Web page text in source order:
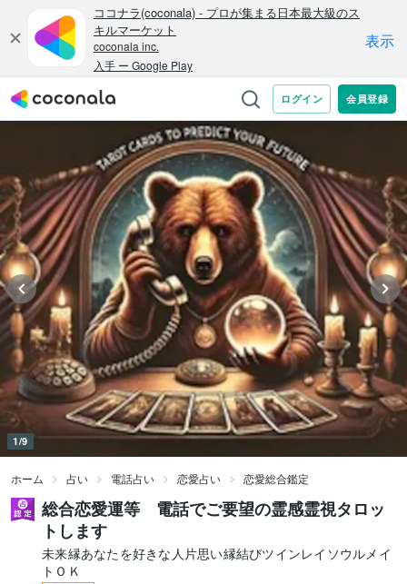
1/9
ホーム 占い 電話占い 恋愛占い 恋愛総合鑑定
総合恋愛運等 電話でご要望の霊感霊視タロッ
トします
未来縁あなたを好きな人片思い縁結びツインレイソウルメイ
トＯＫ